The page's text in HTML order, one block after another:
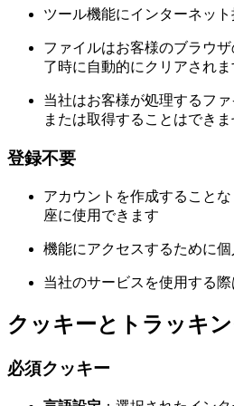
ツール機能にインターネッ
ファイルはお客様のブラウ
了時に自動的にクリアされま
当社はお客様が処理するファ
または取得することはできま
登録不要
アカウントを作成すること
座に使用できます
機能にアクセスするために
当社のサービスを使用する
クッキーとトラッキ
必須クッキー